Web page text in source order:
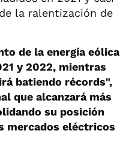
la ralentización de
de la energía eólica
y 2022, mientras
batiendo récords",
que alcanzará más
su posición
mercados eléctricos